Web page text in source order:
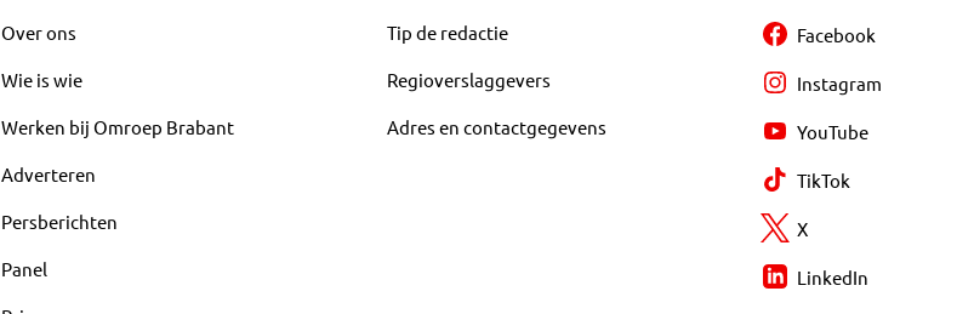
Over ons
Wie is wie
Werken bij Omroep Brabant
Adverteren
Persberichten
Panel
Tip de redactie
Regioverslaggevers
Adres en contactgegevens
Facebook
Instagram
YouTube
TikTok
X
LinkedIn